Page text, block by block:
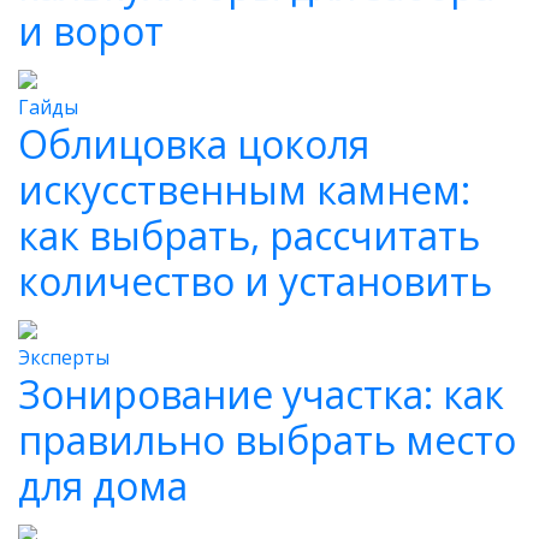
и ворот
Гайды
Облицовка цоколя
искусственным камнем:
как выбрать, рассчитать
количество и установить
Эксперты
Зонирование участка: как
правильно выбрать место
для дома